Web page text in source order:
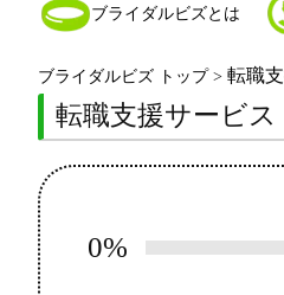
ブライダルビズとは
ブライダルビズ トップ> 転職
転職支援サービ
0%